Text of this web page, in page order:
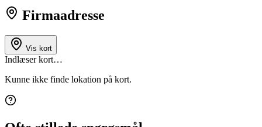
Firmaadresse
Vis kort
Indlæser kort…
Kunne ikke finde lokation på kort.